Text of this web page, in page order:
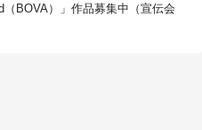
（BOVA）」作品募集中（宣伝会